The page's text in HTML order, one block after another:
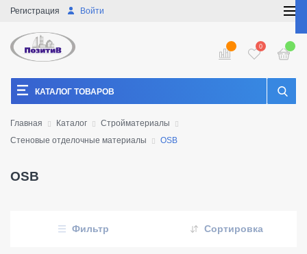
Войти
Регистрация
0
КАТАЛОГ ТОВАРОВ
Главная Каталог
Стройматериалы
Стеновые отделочные материалы
OSB
OSB
Фильтр Сортировка